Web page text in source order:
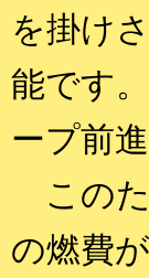
を掛け
能です
ープ前
このた
の燃費